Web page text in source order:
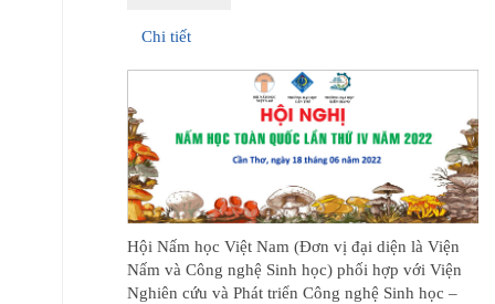
Chi tiết
Hội Nấm học Việt Nam (Đơn vị đại diện là Viện
Nấm và Công nghệ Sinh học) phối hợp với Viện
Nghiên cứu và Phát triển Công nghệ Sinh học –